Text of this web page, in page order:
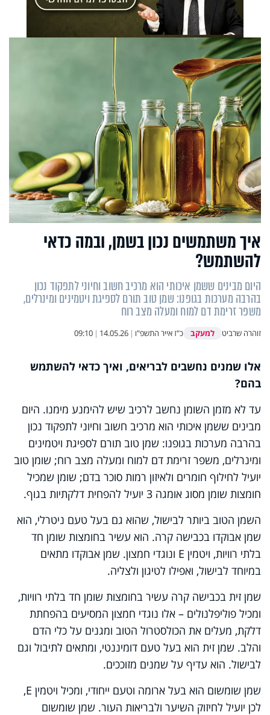
איך משתמשים נכון בשמן, ובמה כדאי
להשתמש?
היום מבינים ששמן איכותי הוא מרכיב חשוב וחיוני לתפקוד נכון
בהרבה מערכות בגופנו: שמן טוב תורם לספיגת ויטמינים ומינרלים,
משפר זרימת דם למוח ומעלה מצב רוח
זוהרה שרביט למעקב כ"ז אייר התשפ"ו |
14.05.26
|
09:10
אלו שמנים נחשבים לבריאים, ואיך כדאי להשתמש
בהם?
עד לא מזמן השומן נחשב לרכיב שיש להימנע מימנו. היום
מבינים ששמן איכותי הוא מרכיב חשוב וחיוני לתפקוד נכון
בהרבה מערכות בגופנו: שמן טוב תורם לספיגת ויטמינים
ומינרלים, משפר זרימת דם למוח ומעלה מצב רוח; שומן טוב
יועיל לחילוף חומרים ולאיזון רמות סוכר בדם; שומן שמכיל
חומצות שומן מסוג אומגה 3 יועיל להפחית דלקתיות בגוף.
השמן הטוב ביותר לבישול, שהוא גם בעל טעם ניטרלי, הוא
שמן אבוקדו בכבישה קרה. הוא עשיר בחומצות שומן חד
בלתי רוויות, ויטמין E ונוגדי חמצון. שמן אבוקדו מתאים
במיוחד לבישול, ואפילו לטיגון ולצליה.
שמן זית בכבישה קרה עשיר בחומצות שומן חד בלתי רוויות,
ומכיל פוליפלנולים – אלו נוגדי חמצון המסיעים בהפחתת
דלקת, מעלים את הכולסטרול הטוב ומגנים על כלי הדם
והלב. שמן זית הוא בעל טעם דומיננטי, ומתאים לתיבול וגם
לבישול. הוא עדיף על שמנים מזוככים.
שמן שומשום הוא בעל ארומה וטעם ייחודי, ומכיל ויטמין E,
לכן יועיל לחיזוק השיער ולבריאות העור. שמן שומשום